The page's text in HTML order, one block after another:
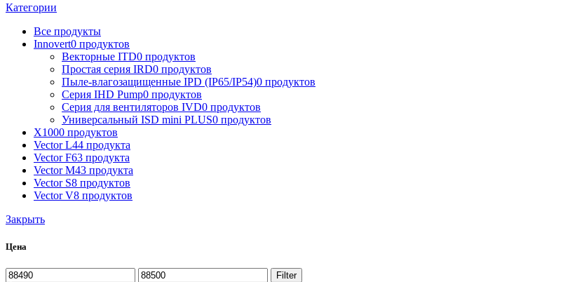
Категории
Все продукты
Innovert0 продуктов
Векторные ITD0 продуктов
Простая серия IRD0 продуктов
Пыле-влагозащищенные IPD (IP65/IP54)0 продуктов
Серия IHD Pump0 продуктов
Серия для вентиляторов IVD0 продуктов
Универсальный ISD mini PLUS0 продуктов
X1000 продуктов
Vector L44 продукта
Vector F63 продукта
Vector M43 продукта
Vector S8 продуктов
Vector V8 продуктов
Закрыть
Цена
Filter